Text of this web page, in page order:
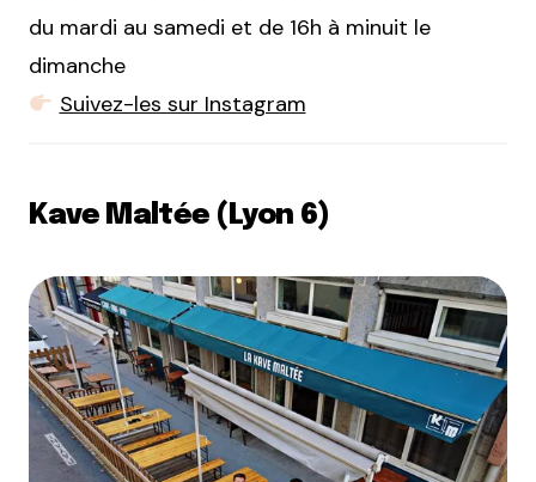
du mardi au samedi et de 16h à minuit le
dimanche
Suivez-les sur Instagram
Kave Maltée (Lyon 6)